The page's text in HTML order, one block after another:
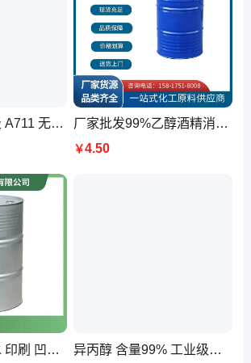
宇洋化工 工业级 A711 无水乙醇 省内 可送货上门 厂家批发99%乙醇酒精消毒液食品厂设备清洁 表面擦洗消毒剂
￥4.50
宇洋化工 铜板水 印刷 凹板 凸板 产品规格25L/200L 桶 异丙醇 含量99% 工业级用于制药、化妆品、塑料、香料、涂料等